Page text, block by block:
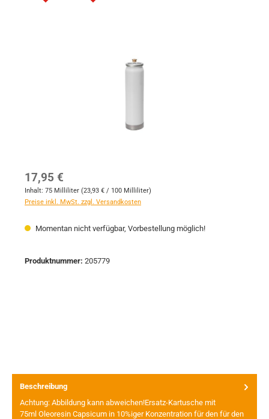
Regulärer Preis:
17,95 €
Inhalt: 75 Milliliter (23,93 € / 100 Milliliter)
Preise inkl. MwSt. zzgl. Versandkosten
Momentan nicht verfügbar, Vorbestellung möglich!
Produktnummer: 205779
Beschreibung
Achtung: Abbildung kann abweichen!Ersatz-Kartusche mit
75ml Oleoresin Capsicum in 10%iger Konzentration für den für den